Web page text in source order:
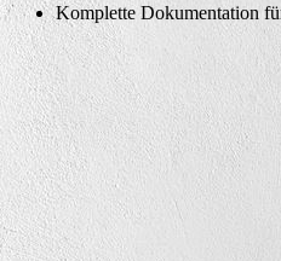
Komplette Dokumentation